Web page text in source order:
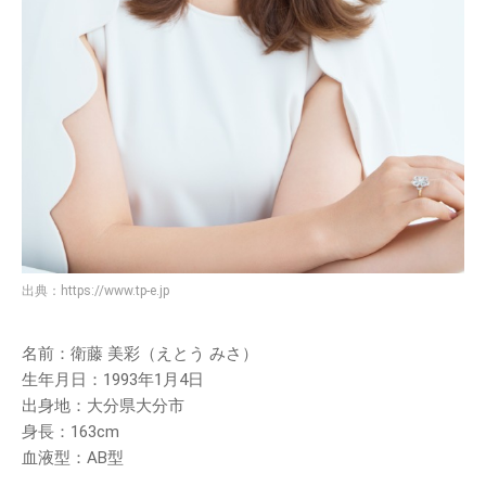
出典： https://www.tp-e.jp
名前：衛藤 美彩（えとう みさ）
生年月日：1993年1月4日
出身地：大分県大分市
身長：163cm
血液型：AB型